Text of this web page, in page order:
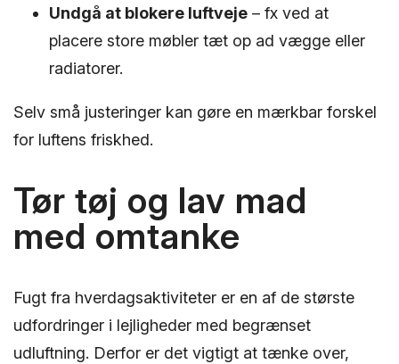
Undgå at blokere luftveje – fx ved at
placere store møbler tæt op ad vægge eller
radiatorer.
Selv små justeringer kan gøre en mærkbar forskel
for luftens friskhed.
Tør tøj og lav mad
med omtanke
Fugt fra hverdagsaktiviteter er en af de største
udfordringer i lejligheder med begrænset
udluftning. Derfor er det vigtigt at tænke over,